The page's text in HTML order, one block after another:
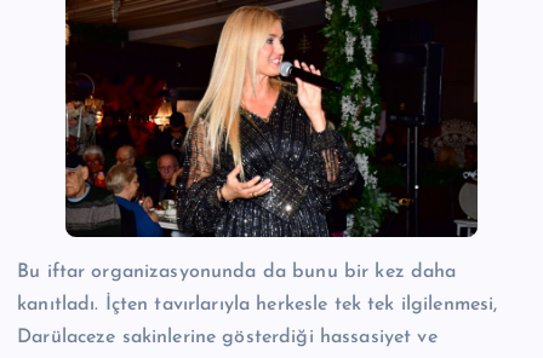
Bu iftar organizasyonunda da bunu bir kez daha
kanıtladı. İçten tavırlarıyla herkesle tek tek ilgilenmesi,
Darülaceze sakinlerine gösterdiği hassasiyet ve